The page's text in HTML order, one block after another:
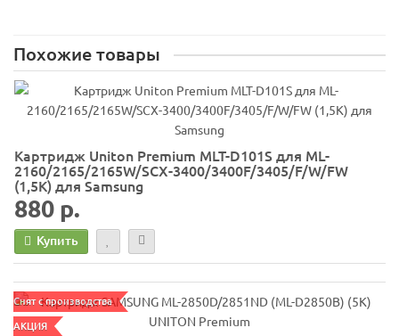
Похожие товары
Картридж Uniton Premium MLT-D101S для ML-
2160/2165/2165W/SCX-3400/3400F/3405/F/W/FW
(1,5K) для Samsung
880 р.
Купить
Снят с производства
АКЦИЯ